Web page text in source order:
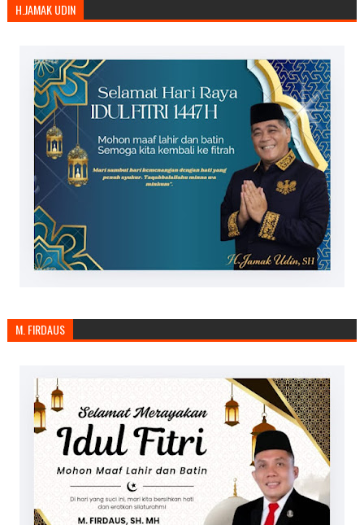
H.JAMAK UDIN
M. FIRDAUS